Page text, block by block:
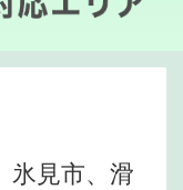
氷見市、滑